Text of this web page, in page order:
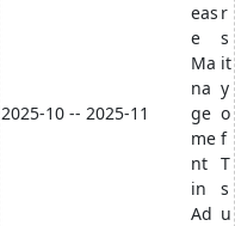
2025-10 -- 2025-11
eas
e
Ma
na
ge
me
nt
in
Ad
r
s
it
y
o
f
T
s
u